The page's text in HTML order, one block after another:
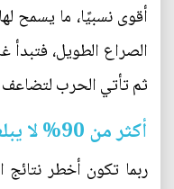
أقوى نسبيًا، ما يسمح
الصراع الطويل،
ثم تأتي الحرب لتضاعف
أكثر من 90% لا يبلغون الحد الأدنى من الكفاءة
ربما تكون أخطر نتائج